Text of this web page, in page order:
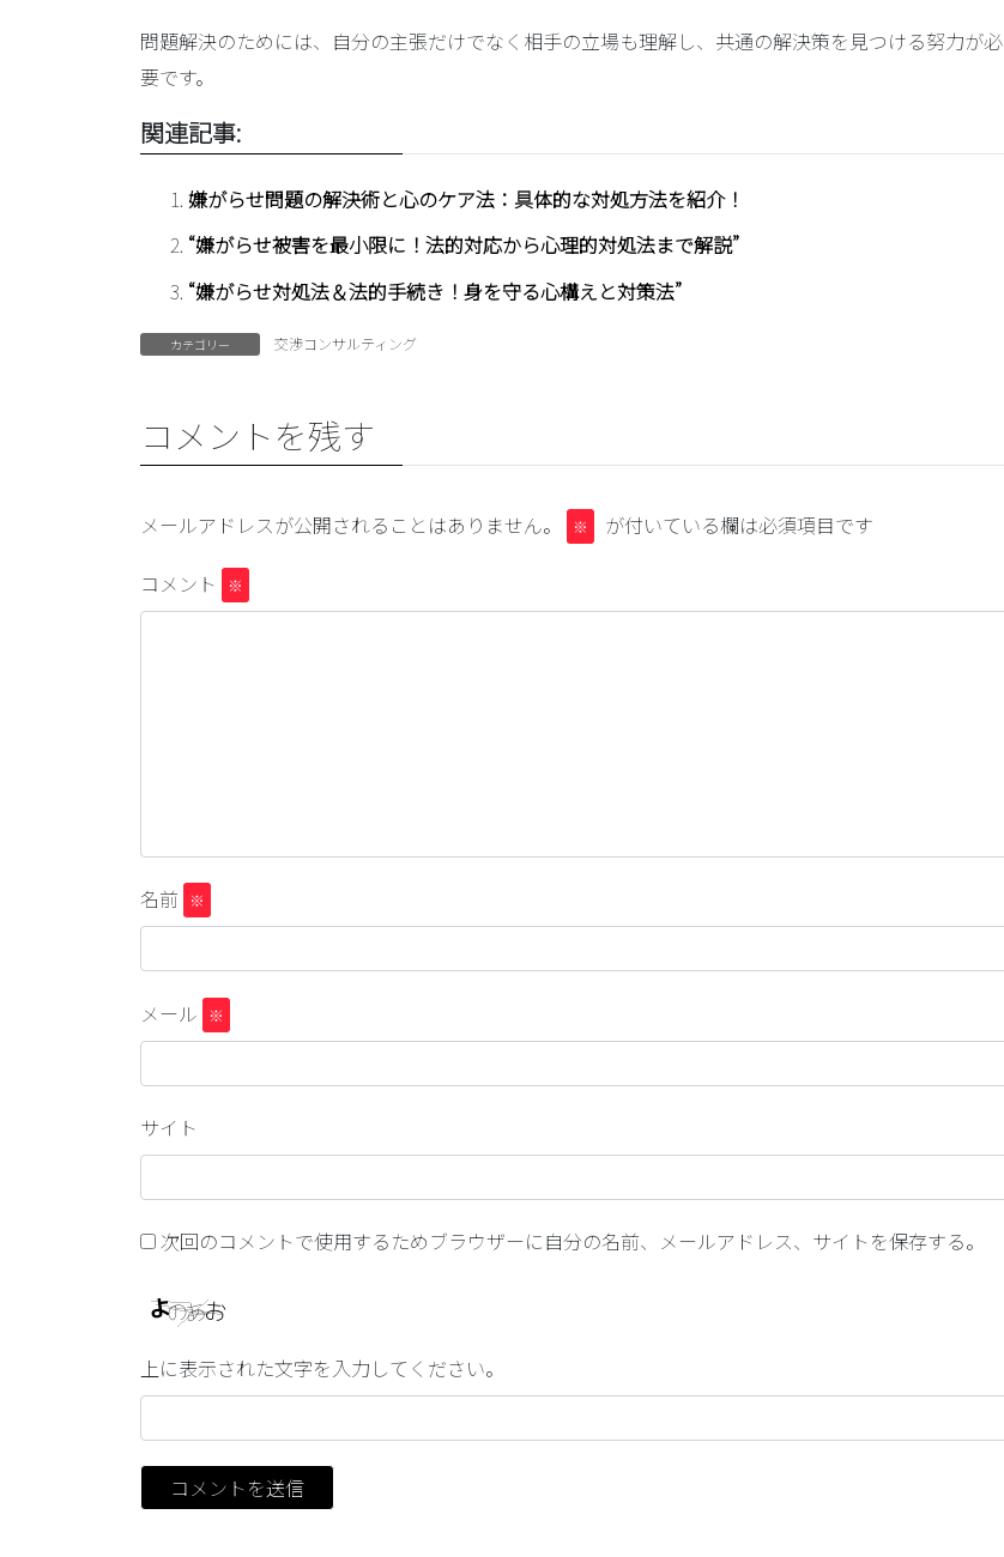
問題解決のためには、自分の主張だけでなく相手の立場も理解し、共通の解決策を見つける努力が必
要です。
関連記事:
嫌がらせ問題の解決術と心のケア法：具体的な対処方法を紹介！
“嫌がらせ被害を最小限に！法的対応から心理的対処法まで解説”
“嫌がらせ対処法＆法的手続き！身を守る心構えと対策法”
カテゴリー 交渉コンサルティング
コメントを残す
メールアドレスが公開されることはありません。 ※ が付いている欄は必須項目です
コメント ※
名前 ※
メール ※
サイト
次回のコメントで使用するためブラウザーに自分の名前、メールアドレス、サイトを保存する。
上に表示された文字を入力してください。